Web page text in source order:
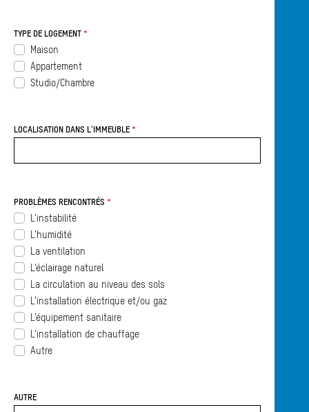
© 2026 Ville de Charleroi, tous droits réservés
Gérer mes cookies
TYPE DE LOGEMENT
Maison
Appartement
Studio/Chambre
LOCALISATION DANS L'IMMEUBLE
PROBLÈMES RENCONTRÉS
L’instabilité
L’humidité
La ventilation
L’éclairage naturel
La circulation au niveau des sols
L’installation électrique et/ou gaz
L’équipement sanitaire
L’installation de chauffage
Autre
AUTRE